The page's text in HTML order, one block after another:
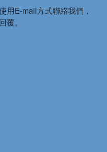
用E-mail方式聯絡我們，
覆。